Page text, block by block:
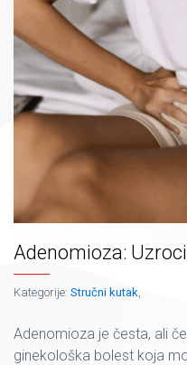
Adenomioza:
Kategorije: Stručni kutak,
Adenomioza je česta, ali
ginekološka bolest koja